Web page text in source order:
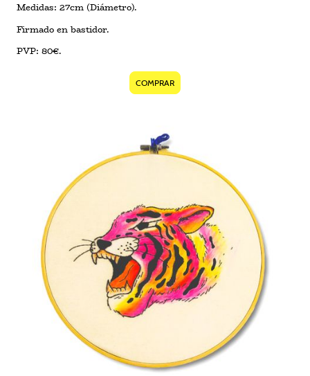
Medidas: 27cm (Diámetro).
Firmado en bastidor.
PVP: 80€.
COMPRAR